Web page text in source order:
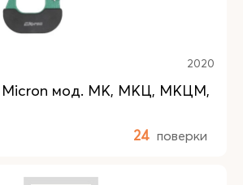
2020
Micron мод. МК, МКЦ, МКЦМ,
24 поверки